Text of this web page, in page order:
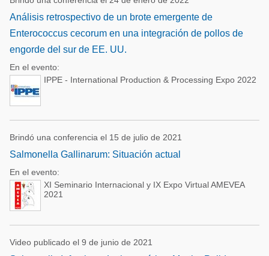
Análisis retrospectivo de un brote emergente de
Enterococcus cecorum en una integración de pollos de
engorde del sur de EE. UU.
En el evento:
IPPE - International Production & Processing Expo 2022
Brindó una conferencia el 15 de julio de 2021
Salmonella Gallinarum: Situación actual
En el evento:
XI Seminario Internacional y IX Expo Virtual AMEVEA
2021
Video publicado el 9 de junio de 2021